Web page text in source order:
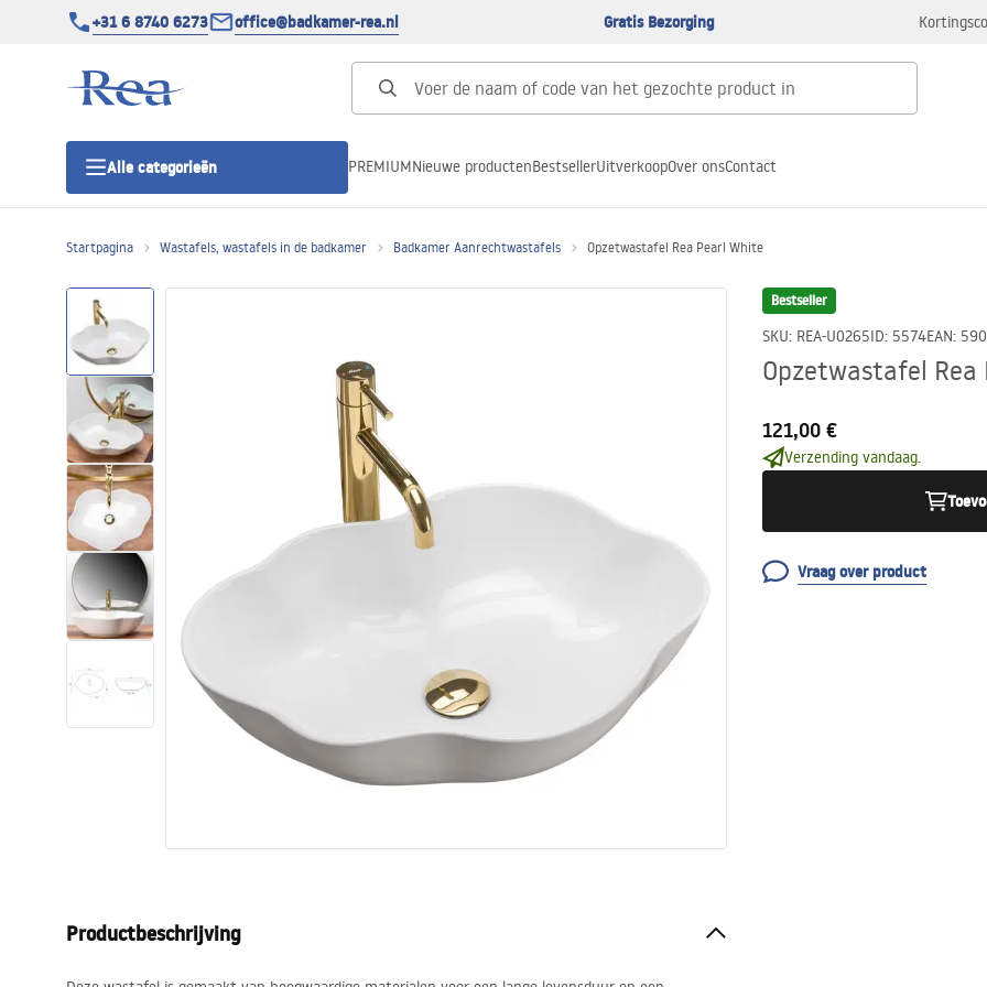
+31 6 8740 6273 office@badkamer-rea.nl Gratis Bezorging
Alle categorieën
Douchedeur
Douchebakken
Lineaire Douchegoten
Toiletten
Wastafels
Baden en badwanden
PREMIUMNieuwe productenBestsellerUitverkoopOver onsContact
Startpagina Wastafels, wastafels in de badkamer Badkamer Aanrechtwastafels Opzetwastafel Rea Pearl White
Bestseller
SKU: REA-U0265ID: 5574EAN:
Opzetwastafel Rea
121,00 €
Verzending vandaag.
Vraag over product
Productbeschrijving